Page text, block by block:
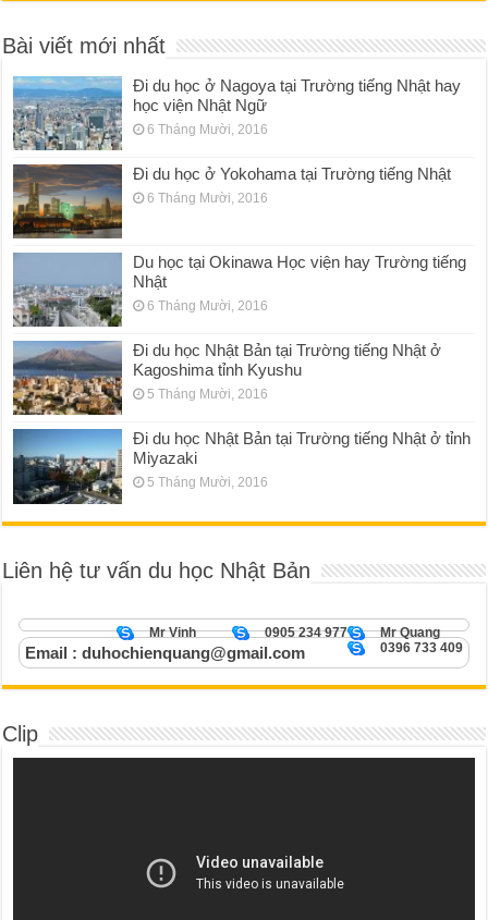
Bài viết mới nhất
Đi du học ở Nagoya tại Trường tiếng Nhật hay
học viện Nhật Ngữ
6 Tháng Mười, 2016
Đi du học ở Yokohama tại Trường tiếng Nhật
6 Tháng Mười, 2016
Du học tại Okinawa Học viện hay Trường tiếng
Nhật
6 Tháng Mười, 2016
Đi du học Nhật Bản tại Trường tiếng Nhật ở
Kagoshima tỉnh Kyushu
5 Tháng Mười, 2016
Đi du học Nhật Bản tại Trường tiếng Nhật ở tỉnh
Miyazaki
5 Tháng Mười, 2016
Liên hệ tư vấn du học Nhật Bản
Mr Quang
0905 234 977
Mr Vinh
0396 733 409
Email : duhochienquang@gmail.com
Clip